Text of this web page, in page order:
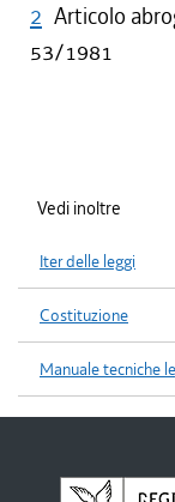
2 Articolo
53/1981
Vedi inoltre
Iter delle leggi
Costituzione
Manuale tecniche